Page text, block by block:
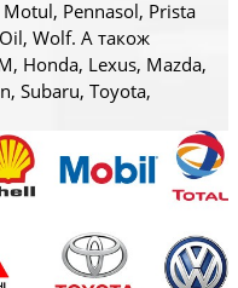
Pennasol, Prista
Wolf. А також
Honda, Lexus, Mazda,
Subaru, Toyota,